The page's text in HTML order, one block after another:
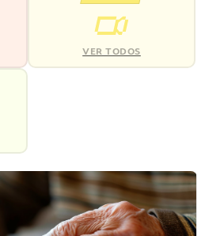
VER TODOS